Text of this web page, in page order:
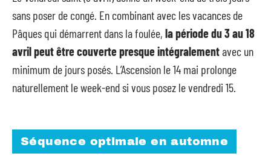
sans poser de congé. En combinant avec les vacances de
Pâques qui démarrent dans la foulée, la période du 3 au 18
avril peut être couverte presque intégralementavec un
minimum de jours posés. L’Ascension le 14 mai prolonge
naturellement le week-end si vous posez le vendredi 15.
Séquence optimale en automne